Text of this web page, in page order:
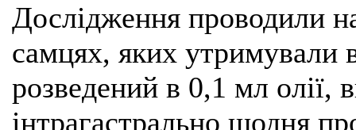
Дослідження проводили
самцях, яких утримували
розведений в 0,1 мл олії,
інтрагастрально щодня